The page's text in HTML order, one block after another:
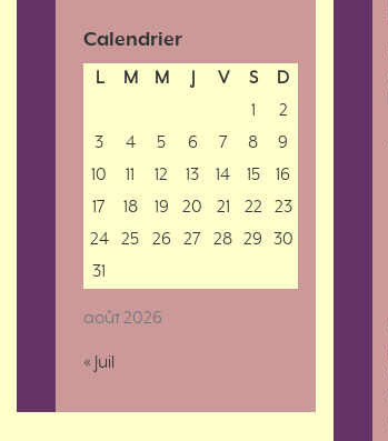
Calendrier
août 2026
L M M J V S
D
1
2
3
4 5 6 7 8
9
10
11 12 13 14 15
16
17
18 19 20 21 22
23
24
25 26 27 28 29
30
31
« Juil